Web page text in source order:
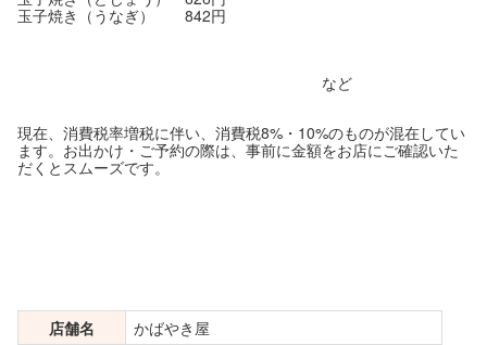
玉子焼き（うなぎ） 842円
など
現在、消費税率増税に伴い、消費税8%・10%のものが混在してい
ます。お出かけ・ご予約の際は、事前に金額をお店にご確認いた
だくとスムーズです。
店舗名
かばやき屋